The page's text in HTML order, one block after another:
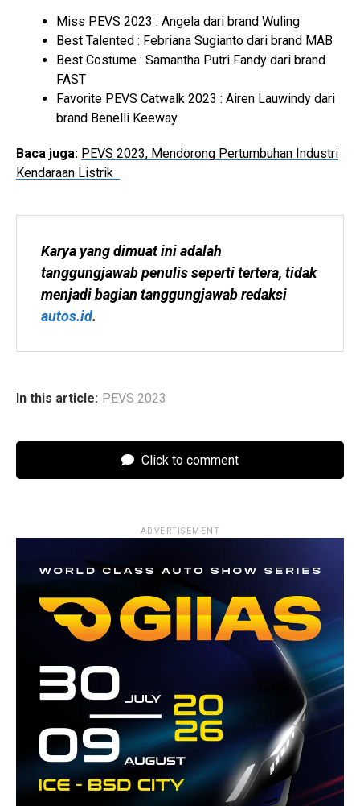
Miss PEVS 2023 : Angela dari brand Wuling
Best Talented : Febriana Sugianto dari brand MAB
Best Costume : Samantha Putri Fandy dari brand
FAST
Favorite PEVS Catwalk 2023 : Airen Lauwindy dari
brand Benelli Keeway
Baca juga: PEVS 2023, Mendorong Pertumbuhan Industri
Kendaraan Listrik
Karya yang dimuat ini adalah
tanggungjawab penulis seperti tertera, tidak
autos.id.
In this article: PEVS 2023
Click to comment
ADVERTISEMENT